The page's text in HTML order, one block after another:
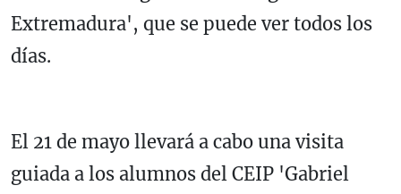
Extremadura', que se puede ver todos los
días.
El 21 de mayo llevará a cabo una visita
guiada a los alumnos del CEIP 'Gabriel